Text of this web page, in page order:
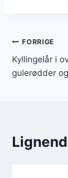
FORRIGE
Kyllingelår i
gulerødder